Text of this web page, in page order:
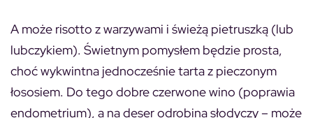
A może risotto z warzywami i świeżą pietruszką (lub
lubczykiem). Świetnym pomysłem będzie prosta,
choć wykwintna jednocześnie tarta z pieczonym
łososiem. Do tego dobre czerwone wino (poprawia
endometrium), a na deser odrobina słodyczy – może